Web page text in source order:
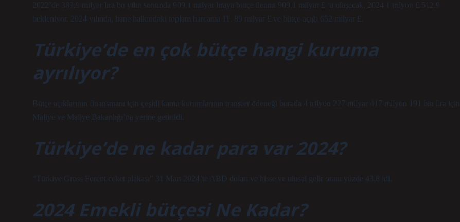
2022’de 389,9 milyar lira bu yılın sonunda 909.1 milyar liraya bütçe iletimi 909.1 milyar £ ‘a ulaşacak, 2024 1 trilyon £ 512.9
bekleniyor. 2024 yılında, hane halkındaki toplam harcama 11. 89 milyar £ ve bütçe açığı 652 milyar £.
Türkiye’de en çok bütçe hangi kuruma
ayrılıyor?
Bütçe açıklarının finansmanı için çeşitli kamu kurumlarının transfer ödeneği burada 4 trilyon 227 milyar 417 milyon 191 bin lira için
Maliye ve Maliye Bakanlığı’na yerine getirildi.
Türkiye’de ne kadar para var 2024?
“Türkiye Gross Forent ceket plakası” 31 Mart 2024’te ABD doları ve hisse ve ulusal gelir oranı yüzde 43,8 idi.
2024 Emekli bütçesi Ne Kadar?